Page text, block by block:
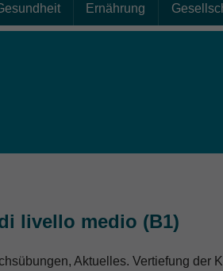
Ernährung
livello medio (B1)
Aktuelles. Vertiefung der